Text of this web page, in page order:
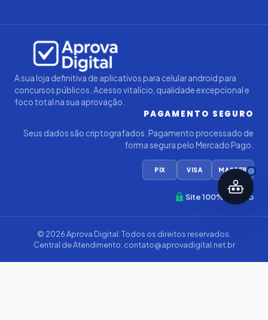
A sua loja definitiva de aplicativos para celular android para
concursos públicos. Acesso vitalício, qualidade excepcional e
foco total na sua aprovação.
PAGAMENTO SEGURO
Seus dados são criptografados. Pagamento processado de
forma segura pelo Mercado Pago.
PIX VISA MASTER
Site 100% Seguro
© 2026Aprova Digital . Todos os direitos reservados.
Central de Atendimento: contato@aprovadigital.net.br